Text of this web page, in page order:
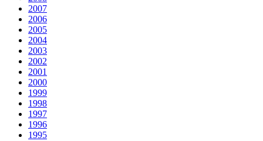
2007
2006
2005
2004
2003
2002
2001
2000
1999
1998
1997
1996
1995